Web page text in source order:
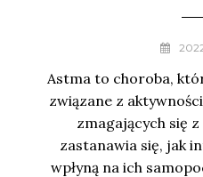
Astma to choroba,
związane z
zmagających się
zastanawia się, jak
wpłyną na ich